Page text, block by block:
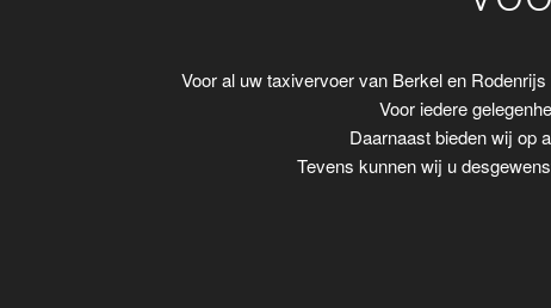
Voor al uw taxivervoer van Berkel en
Voor iedere
Daarnaast bieden wij op
Tevens kunnen wij u